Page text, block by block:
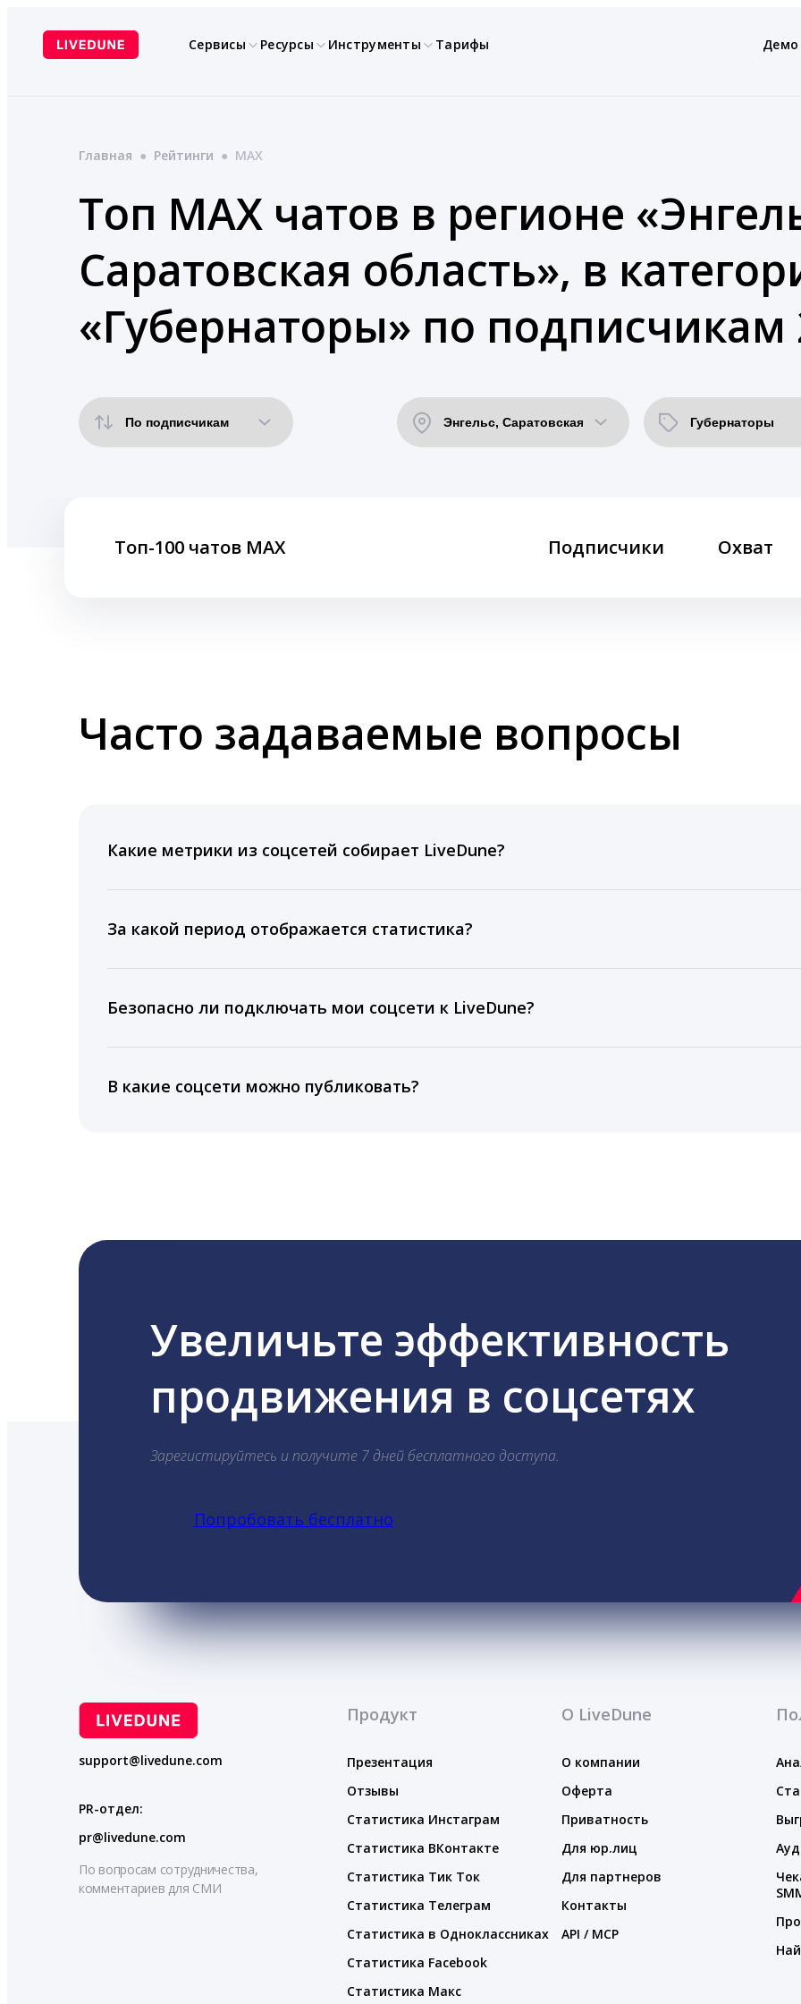
содержимому
Сервисы Ресурсы Инструменты Тарифы Демо
Главная ● Рейтинги ● MAX
Топ MAX чатов в регионе
Саратовская область», в
«Губернаторы» по подписчикам
Топ-100 чатов MAX Подписчики Охват
Часто задаваемые вопросы
Какие метрики из соцсетей собирает LiveDune?
время для публикации, показываем лучшие посты и присылаем автоматические отчеты с
За какой период отображается статистика?
подключении тарифа Блогер. При оплате тарифа Бизнес отображаются сведения за 3 года, а
5 лет.
Безопасно ли подключать мои соцсети к LiveDune?
информацию третьим лицам.
В какие соцсети можно публиковать?
Увеличьте эффективность
продвижения в соцсетях
Зарегистируйтесь и получите 7 дней бесплатного доступа.
Попробовать бесплатно
support@livedune.com
PR-отдел:
pr@livedune.com
По вопросам сотрудничества,
комментариев для СМИ
Продукт
Презентация
Отзывы
Статистика Инстаграм
Статистика ВКонтакте
Статистика Тик Ток
Статистика Телеграм
Статистика в Одноклассниках
Статистика Facebook
Статистика Макс
О LiveDune
О компании
Оферта
Приватность
Для юр.лиц
Для партнеров
Контакты
API / MCP